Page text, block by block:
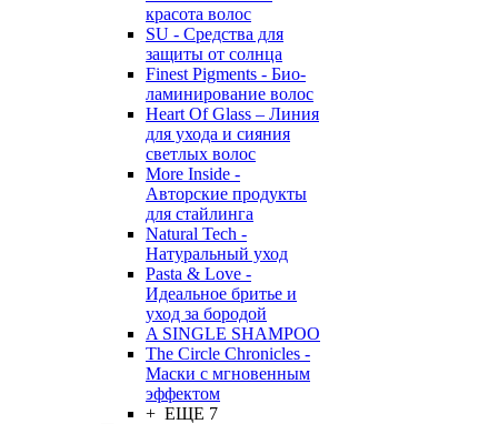
красота волос
SU - Средства для
защиты от солнца
Finest Pigments - Био-
ламинирование волос
Heart Of Glass – Линия
для ухода и сияния
светлых волос
More Inside -
Авторские продукты
для стайлинга
Natural Tech -
Натуральный уход
Pasta & Love -
Идеальное бритье и
уход за бородой
A SINGLE SHAMPOO
The Circle Chronicles -
Маски с мгновенным
эффектом
+ ЕЩЕ 7